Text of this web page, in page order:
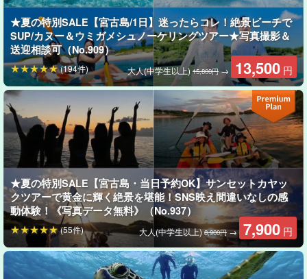
宮古島の海は、沖縄屈指の透明度！夕方の海はとても静かで、独
特な雰囲気が流れています。
★夏の特別SALE【宮古島/1日】迷ったらコレ！絶景ビーチで
SUP/カヌー＆ウミガメシュノーケリングツアー★写真撮影＆
送迎相談可（No.909）
大人(中学生以上) 15,800円→ 13,500 円
(194件)
★夏の特別SALE【宮古島・当日予約OK】サンセットカヤッ
クツアーで黄金に輝く絶景を堪能！SNS映え間違いなしの感
動体験！《写真データ無料》（No.937）
大人(中学生以上)8,900円→ 7,900 円
(55件)